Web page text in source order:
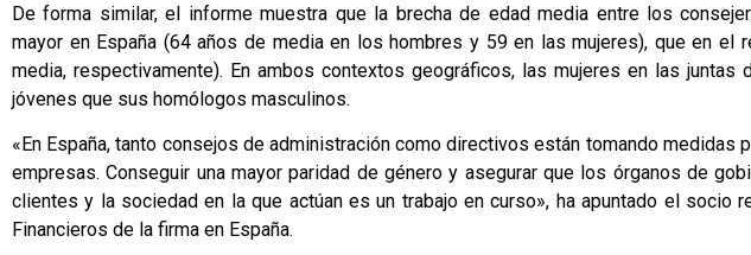
De forma similar, el informe muestra que la brecha de edad media entre los
mayor en España (64 años de media en los hombres y 59 en las mujeres), que en el
media, respectivamente). En ambos contextos geográficos, las mujeres en las juntas
jóvenes que sus homólogos masculinos.
«En España, tanto consejos de administración como directivos están tomando medidas
empresas. Conseguir una mayor paridad de género y asegurar que los órganos de
clientes y la sociedad en la que actúan es un trabajo en curso», ha apuntado el socio
Financieros de la firma en España.